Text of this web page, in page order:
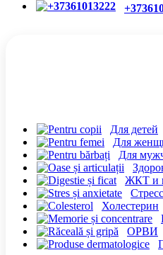
Для детей
Для
Для
ЖКТ и
Холестерин
ОРВИ